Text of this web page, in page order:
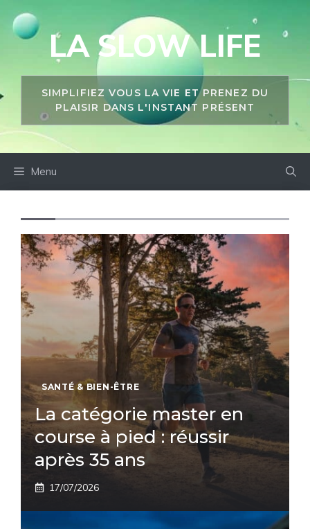
LA SLOW LIFE
SIMPLIFIEZ VOUS LA VIE ET PRENEZ DU
PLAISIR DANS L'INSTANT PRÉSENT
Menu
SANTÉ & BIEN-ÊTRE
La catégorie master en
course à pied : réussir
après 35 ans
17/07/2026